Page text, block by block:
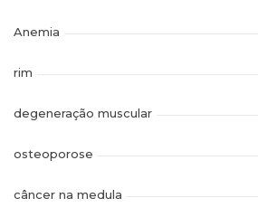
Anemia
rim
degeneração muscular
osteoporose
câncer na medula